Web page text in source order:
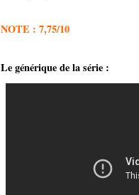
NOTE : 7,75/10
Le générique de la série :